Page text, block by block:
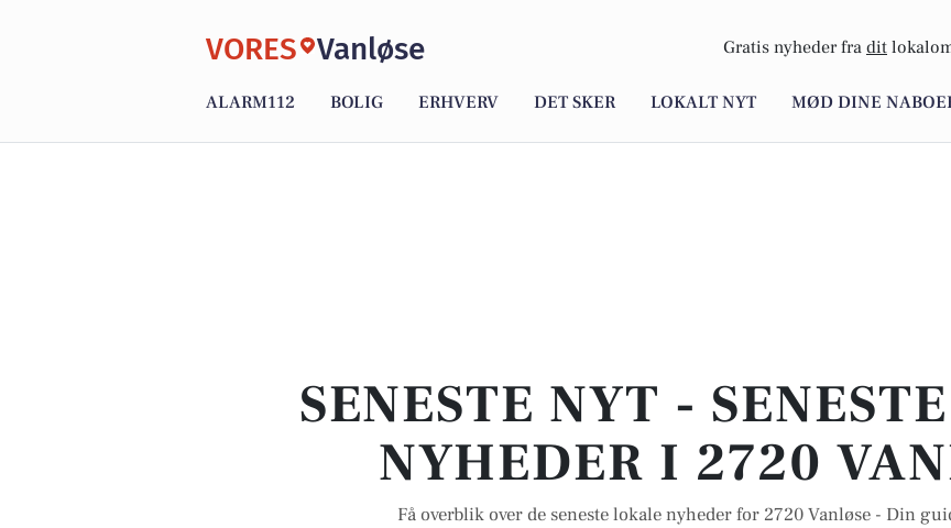
VORES Vanløse Gratis nyheder fra dit
ALARM112 BOLIG ERHVERV DET SKER LOKALT NYT MØD DINE
SENESTE NYT -
NYHEDER I 2720
Få overblik over de seneste lokale nyheder for 2720 Vanløse - Din